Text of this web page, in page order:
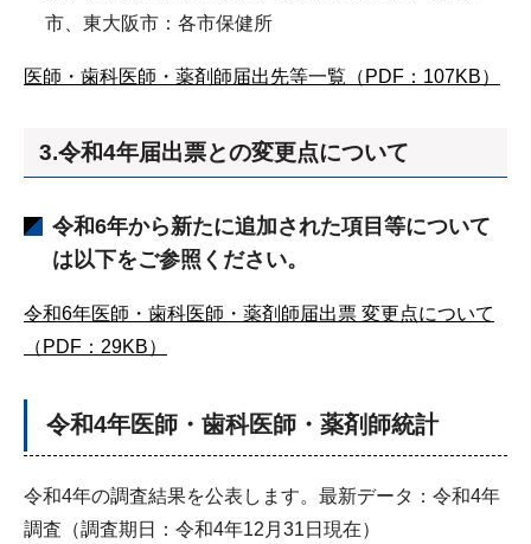
市、東大阪市：各市保健所
医師・歯科医師・薬剤師届出先等一覧（PDF：107KB）
3.令和4年届出票との変更点について
令和6年から新たに追加された項目等について
は以下をご参照ください。
令和6年医師・歯科医師・薬剤師届出票 変更点について
（PDF：29KB）
令和4年医師・歯科医師・薬剤師統計
令和4年の調査結果を公表します。最新データ：令和4年
調査（調査期日：令和4年12月31日現在）